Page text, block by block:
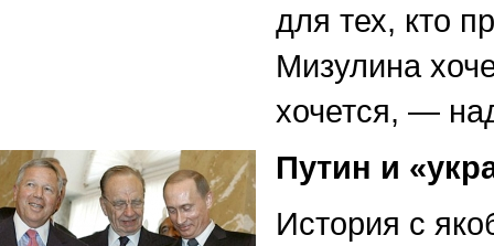
для тех, кто
Мизулина
хочется, —
Путин и
История с